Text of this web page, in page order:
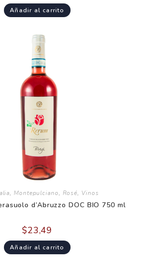
Añadir al carrito
, Montepulciano, Rosé, Vinos
d’Abruzzo DOC BIO 750 ml
$23,49
Añadir al carrito